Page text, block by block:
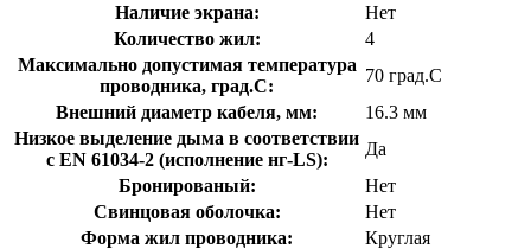
Наличие экрана:
Нет
Количество жил:
4
Максимально допустимая температура
проводника, град.C:
70 град.C
Внешний диаметр кабеля, мм:
16.3 мм
Низкое выделение дыма в соответствии
с EN 61034-2 (исполнение нг-LS):
Да
Бронированый:
Нет
Свинцовая оболочка:
Нет
Форма жил проводника:
Круглая